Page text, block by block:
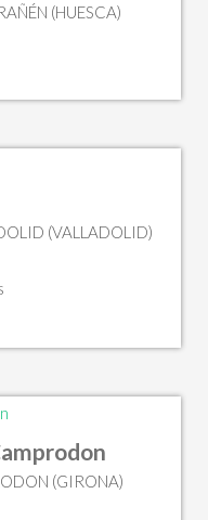
(HUESCA)
(VALLADOLID)
(GIRONA)